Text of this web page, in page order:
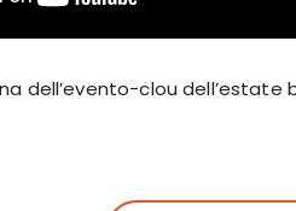
dell’evento-clou dell’estate